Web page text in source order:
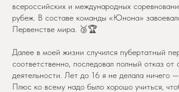
всероссийских и международных
рубеж. В составе команды «Юнона»
Первенстве мира. 🥉🏆
Далее в моей жизни случился пубертатный
соответственно, последовал полный отказ от
деятельности. Лет до 16 я не делала ничего
Плюс ко всему надо было хорошо учиться,